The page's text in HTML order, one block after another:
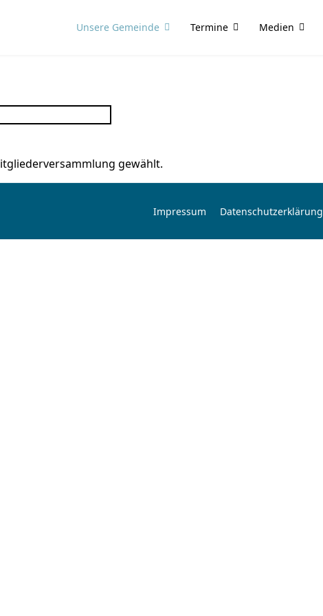
Unsere Gemeinde Termine Medien
gewählt.
Impressum Datenschutzerklärung